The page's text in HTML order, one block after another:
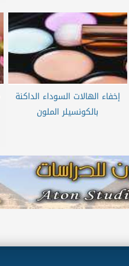
إخفاء الهالات السوداء الداكنة
بالكونسيلر الملون